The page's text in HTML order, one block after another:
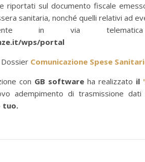
riportati sul documento fiscale
sanitaria, nonché quelli relativi ad
in via
wps/portal
Comunicazione Spese
con GB software ha realizzato il
adempimento di trasmissione dati
tuo.